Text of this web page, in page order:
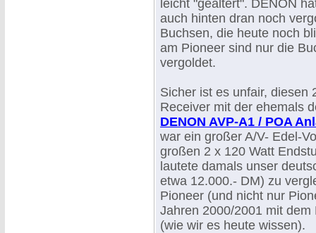
leicht "gealtert". DENON
auch hinten dran noch
Buchsen, die heute noch
am Pioneer sind nur die
vergoldet.
Sicher ist es unfair, diesen
Receiver mit der ehemals
DENON AVP-A1 / POA
war ein großer A/V- Edel-
großen 2 x 120 Watt
lautete damals unser
etwa 12.000.- DM) zu
Pioneer (und nicht nur
Jahren 2000/2001 mit dem
(wie wir es heute wissen).